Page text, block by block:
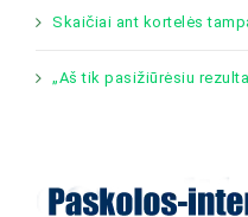
Skaičiai ant kortelės
„Aš tik pasižiūrėsiu